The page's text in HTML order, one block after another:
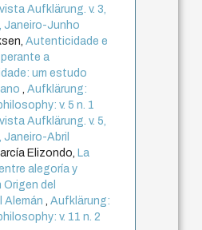
Aufklärung. v. 3,
Janeiro-Junho
Autenticidade e
a
um estudo
,Aufklärung:
v. 5 n. 1
Aufklärung. v. 5,
Janeiro-Abril
Elizondo,La
alegoría y
del
Alemán
,Aufklärung:
v. 11 n. 2